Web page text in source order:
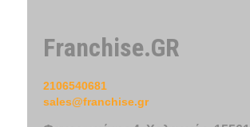
Franchise.GR
2106540681
sales@franchise.gr